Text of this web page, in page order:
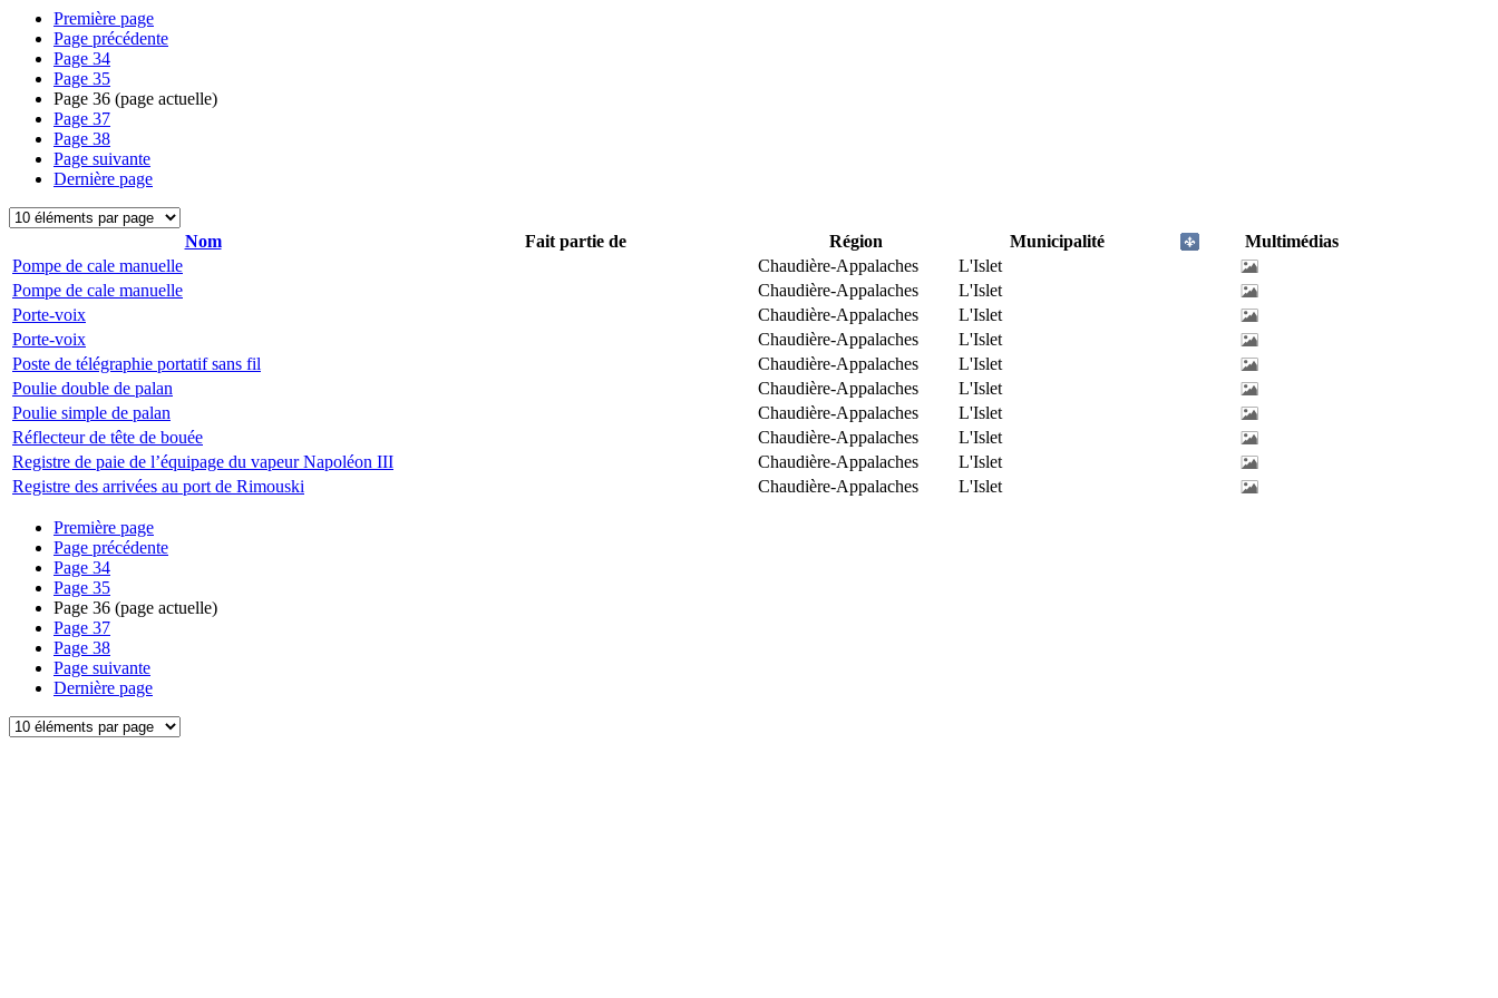
Première page
Page précédente
Page 34
Page 35
Page 36 (page actuelle)
Page 37
Page 38
Page suivante
Dernière page
Nom Fait partie de Région Municipalité
Multimédias
Pompe de cale manuelle
Chaudière-Appalaches
L'Islet
Pompe de cale manuelle
Chaudière-Appalaches
L'Islet
Porte-voix
Chaudière-Appalaches
L'Islet
Porte-voix
Chaudière-Appalaches
L'Islet
Poste de télégraphie portatif sans fil
Chaudière-Appalaches
L'Islet
Poulie double de palan
Chaudière-Appalaches
L'Islet
Poulie simple de palan
Chaudière-Appalaches
L'Islet
Réflecteur de tête de bouée
Chaudière-Appalaches
L'Islet
Registre de paie de l’équipage du vapeur Napoléon III
Chaudière-Appalaches
L'Islet
Registre des arrivées au port de Rimouski
Chaudière-Appalaches L'Islet
Première page
Page précédente
Page 34
Page 35
Page 36 (page actuelle)
Page 37
Page 38
Page suivante
Dernière page